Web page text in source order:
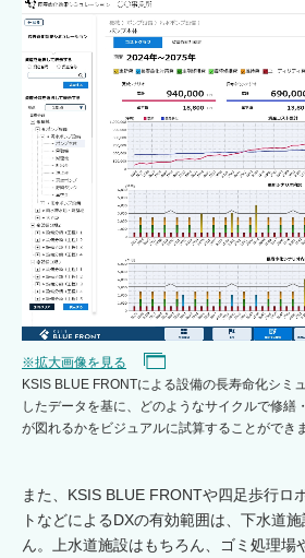
※拡大画像を見る
KSIS BLUE FRONTによる設備の長寿命化シミ
したデータを基に、どのようなサイクルで修繕
が図れるかをビジュアルに試算することができま
また、KSIS BLUE FRONTや四足歩行ロ
トなどによるDXの有効範囲は、下水道
ん。上水道施設はもちろん、ゴミ処理場